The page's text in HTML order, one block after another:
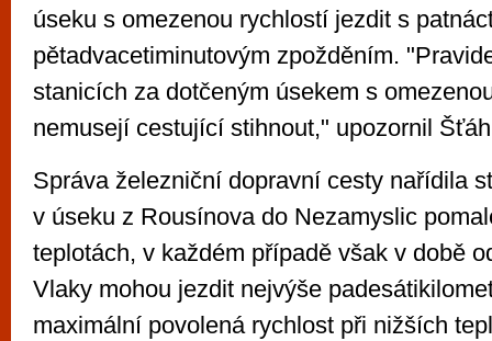
úseku s omezenou rychlostí jezdit s
pětadvacetiminutovým zpožděním.
stanicích za dotčeným úsekem s
nemusejí cestující stihnout," upozornil
Správa železniční dopravní cesty nařídila
v úseku z Rousínova do Nezamyslic
teplotách, v každém případě však v době
Vlaky mohou jezdit nejvýše
maximální povolená rychlost při nižších